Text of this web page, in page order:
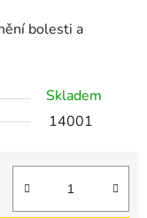
bolesti a
Skladem
14001